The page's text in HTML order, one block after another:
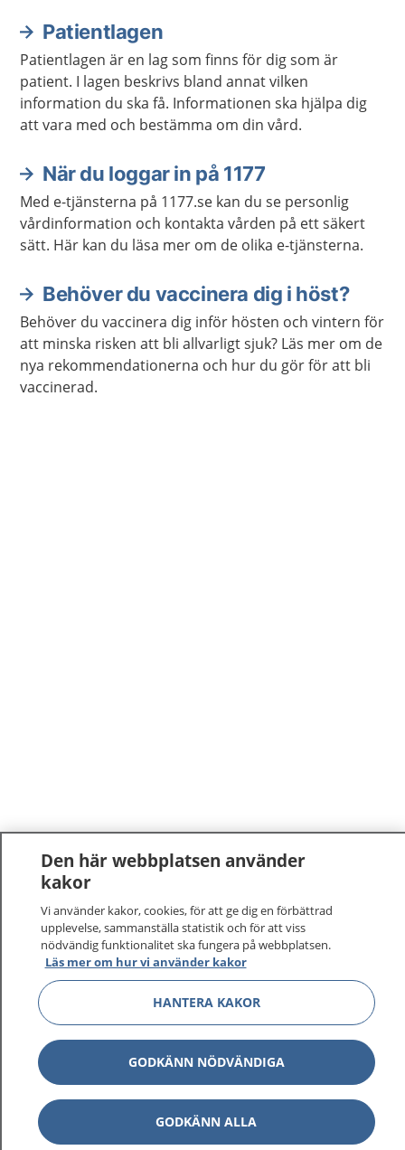
Patientlagen
Patientlagen är en lag som finns för dig som är
patient. I lagen beskrivs bland annat vilken
information du ska få. Informationen ska hjälpa dig
att vara med och bestämma om din vård.
När du loggar in på 1177
Med e-tjänsterna på 1177.se kan du se personlig
vårdinformation och kontakta vården på ett säkert
sätt. Här kan du läsa mer om de olika e-tjänsterna.
Behöver du vaccinera dig i höst?
Behöver du vaccinera dig inför hösten och vintern för
att minska risken att bli allvarligt sjuk? Läs mer om de
nya rekommendationerna och hur du gör för att bli
vaccinerad.
1177–tryggt om din hälsa och vård
På 1177.se får du råd om hälsa och information om
sjukdomar och vilka mottagningar du kan kontakta.
Logga in för att läsa din journal och göra dina
vårdärenden. Ring telefonnummer 1177 för
sjukvårdsrådgivning dygnet runt.
1177 ger dig råd när du vill må bättre.
Den här webbplatsen använder
kakor
Vi använder kakor, cookies, för att ge dig en förbättrad
upplevelse, sammanställa statistik och för att viss
nödvändig funktionalitet ska fungera på webbplatsen.
Läs mer om hur vi använder kakor
HANTERA KAKOR
GODKÄNN NÖDVÄNDIGA
GODKÄNN ALLA